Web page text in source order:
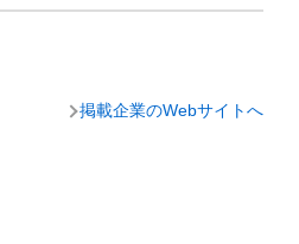
掲載企業のWebサイトへ